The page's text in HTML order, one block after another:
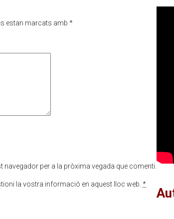
estan marcats amb *
per a la pròxima vegada que comenti.
la vostra informació en aquest lloc web. *